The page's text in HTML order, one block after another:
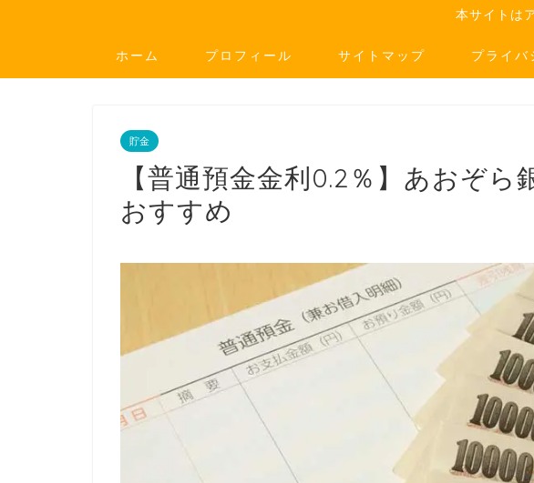
本サイトは
ホーム プロフィール サイトマップ プライバ
貯金
【普通預金金利0.2％】あおぞら
おすすめ